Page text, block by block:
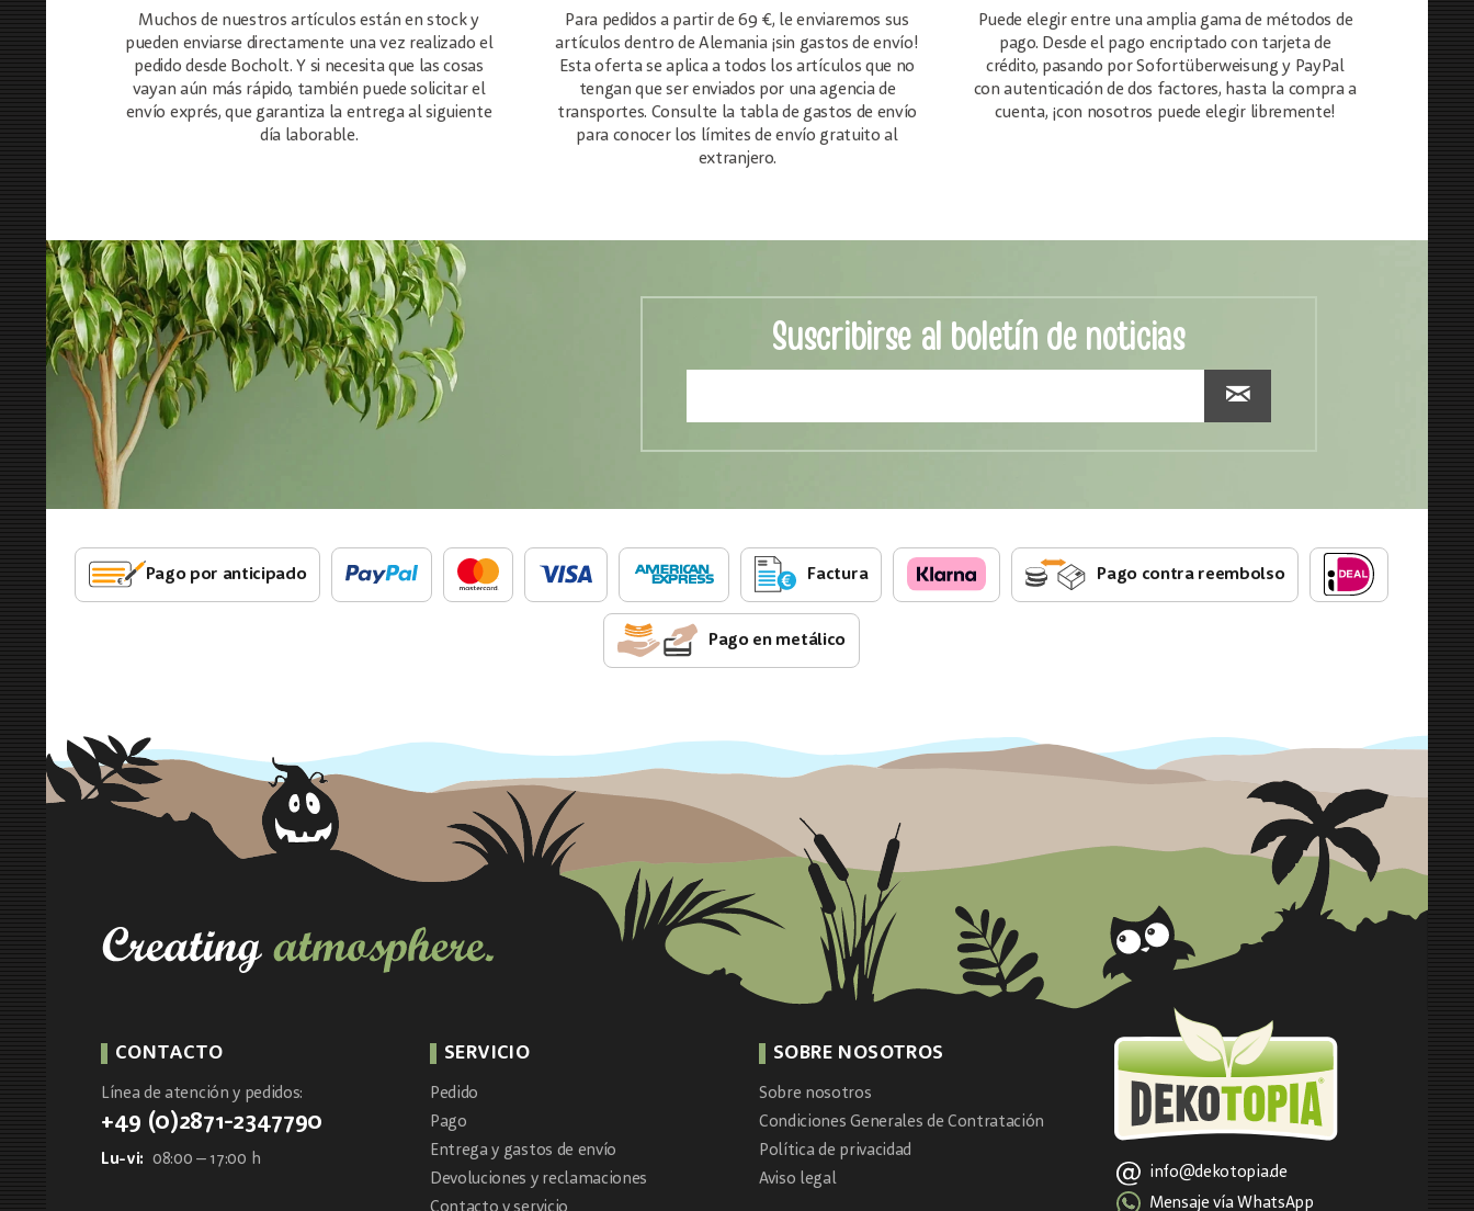
Muchos de nuestros artículos están en stock y
pueden enviarse directamente una vez realizado el
pedido desde Bocholt. Y si necesita que las cosas
vayan aún más rápido, también puede solicitar el
envío exprés, que garantiza la entrega al siguiente
día laborable.
Para pedidos a partir de 69 €, le enviaremos sus
artículos dentro de Alemania ¡sin gastos de envío!
Esta oferta se aplica a todos los artículos que no
tengan que ser enviados por una agencia de
transportes. Consulte la tabla de gastos de envío
para conocer los límites de envío gratuito al
extranjero.
Puede elegir entre una amplia gama de métodos de
pago. Desde el pago encriptado con tarjeta de
crédito, pasando por Sofortüberweisung y PayPal
con autenticación de dos factores, hasta la compra a
cuenta, ¡con nosotros puede elegir libremente!
Suscribirse al boletín de noticias
Pago por anticipado Factura Pago contra reembolso
Pago en metálico
CONTACTO
Línea de atención y pedidos:
+49 (0)2871-2347790
Lu-vi: 08:00 – 17:00 h
SERVICIO
Pedido
Pago
Entrega y gastos de envío
Devoluciones y reclamaciones
SOBRE NOSOTROS
Sobre nosotros
Condiciones Generales de Contratación
Política de privacidad
Aviso legal
info@dekotopia.de
Mensaje vía WhatsApp